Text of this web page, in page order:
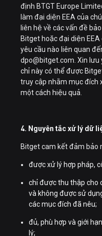
định BTGT Europe
làm đại diện EEA của
liên hệ về các vấn đề
Bitget hoặc đại diện
yêu cầu nào liên quan
dpo@bitget.com. Xin
chỉ này có thể được
truy cập nhằm mục đích
một cách hiệu quả.
4. Nguyên tắc xử lý dữ
Bitget cam kết đảm bảo
được xử lý hợp pháp,
chỉ được thu thập cho
và không được sử
các mục đích đã nêu;
đủ, phù hợp và giới
lý;